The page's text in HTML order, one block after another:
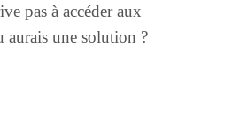
pas à accéder aux
une solution ?